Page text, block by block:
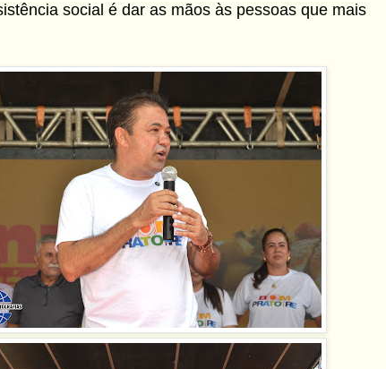
social é dar as mãos às pessoas que mais